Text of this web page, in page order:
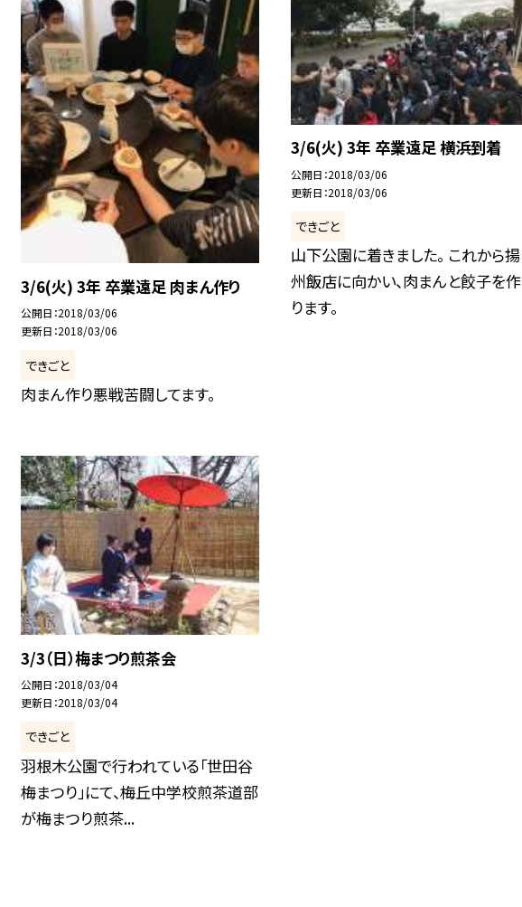
3/6(火) 3年 卒業遠足 肉まん作り
公開日 2018/03/06
更新日 2018/03/06
できごと
肉まん作り悪戦苦闘してます。
3/6(火) 3年 卒業遠足 横浜到着
公開日 2018/03/06
更新日 2018/03/06
できごと
山下公園に着きました。 これから揚
州飯店に向かい、肉まんと餃子を作
ります。
3/3（日）梅まつり煎茶会
公開日 2018/03/04
更新日 2018/03/04
できごと
羽根木公園で行われている「世田谷
梅まつり」にて、梅丘中学校煎茶道部
が梅まつり煎茶...